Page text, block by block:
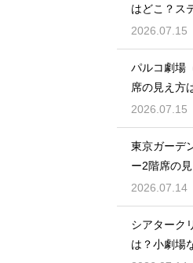
はどこ？ス
きるベスト
2026.07.15
パルコ劇場
席の見え方
場の特徴も
2026.07.15
東京ガーデ
ー2階席の
からの視界
2026.07.14
シアターク
は？小劇場